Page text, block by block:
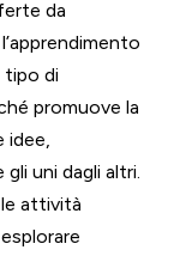
da
di
promuove la
idee,
uni dagli altri.
attività